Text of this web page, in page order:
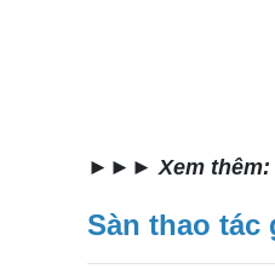
►►► Xem thêm:
Sàn thao tác